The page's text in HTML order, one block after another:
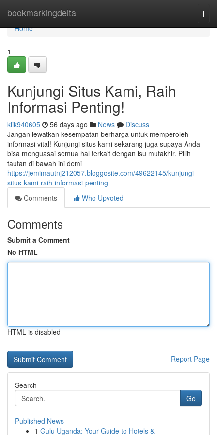
bookmarkingdelta
Home
Home
1
Kunjungi Situs Kami, Raih
Informasi Penting!
klik940605 56 days ago News
Discuss
Jangan lewatkan kesempatan berharga untuk memperoleh
informasi vital! Kunjungi situs kami sekarang juga supaya Anda
bisa menguasai semua hal terkait dengan isu mutakhir. Pilih
tautan di bawah ini demi
https://jemimautnj212057.bloggosite.com/49622145/kunjungi-
situs-kami-raih-informasi-penting
Comments
Who Upvoted
Comments
Submit a Comment
No HTML
HTML is disabled
Report Page
Search
Go
Published News
1 Gulu Uganda: Your Guide to Hotels &